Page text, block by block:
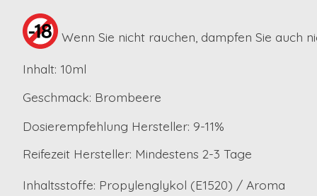
Wenn Sie nicht rauchen, dampfen Sie auch
Inhalt: 10ml
Geschmack: Brombeere
Dosierempfehlung Hersteller: 9-11%
Reifezeit Hersteller: Mindestens 2-3 Tage
Inhaltsstoffe: Propylenglykol (E1520) / Aroma